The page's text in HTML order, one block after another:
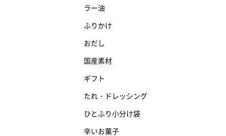
ラー油
ふりかけ
おだし
国産素材
ギフト
たれ・ドレッシング
ひとふり小分け袋
辛いお菓子